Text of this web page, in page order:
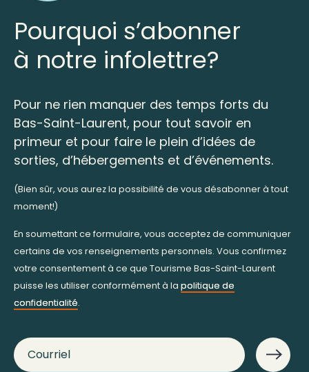
Pourquoi s’abonner
à notre infolettre?
Pour ne rien manquer des temps forts du
Bas-Saint-Laurent, pour tout savoir en
primeur et pour faire le plein d’idées de
sorties, d’hébergements et d’événements.
(Bien sûr, vous aurez la possibilité de vous désabonner à tout
moment!)
En soumettant ce formulaire, vous acceptez de communiquer
certains de vos renseignements personnels. Vous confirmez
votre consentement à ce que Tourisme Bas-Saint-Laurent
puisse les utiliser conformément à la politique de
confidentialité.